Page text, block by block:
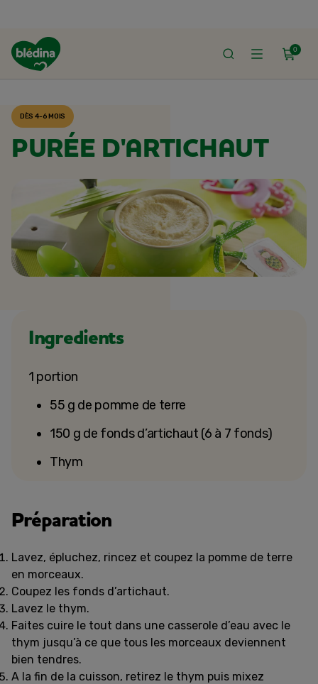
0
ACCUEIL
DÈS 4-6 MOIS
PURÉE D'ARTICHAUT
Ingredients
1 portion
55 g de pomme de terre
150 g de fonds d’artichaut (6 à 7 fonds)
Thym
Préparation
Lavez, épluchez, rincez et coupez la pomme de terre
en morceaux.
Coupez les fonds d’artichaut.
Lavez le thym.
Faites cuire le tout dans une casserole d’eau avec le
thym jusqu’à ce que tous les morceaux deviennent
bien tendres.
A la fin de la cuisson, retirez le thym puis mixez